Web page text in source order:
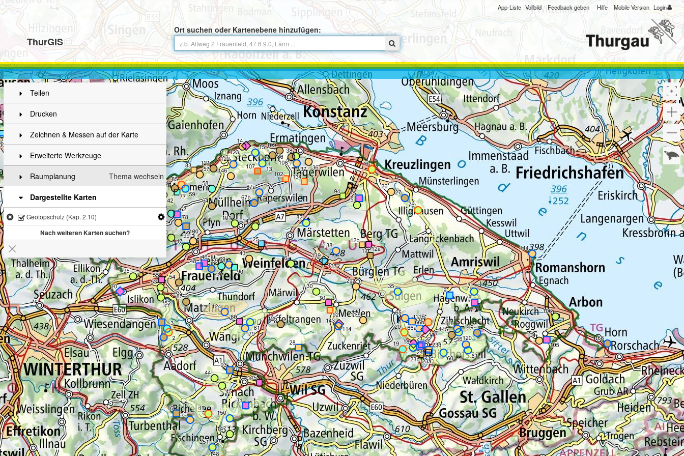
ThurGIS
Ort suchen oder Kartenebene hinzufügen:
App-Liste Vollbild Feedback geben Hilfe Mobile Version Login
Teilen
Drucken
Zeichnen & Messen auf der Karte
Erweiterte Werkzeuge
Thema wechseln
Raumplanung
Dargestellte Karten
Geotopschutz (Kap. 2.10)
Nach weiteren Karten suchen?